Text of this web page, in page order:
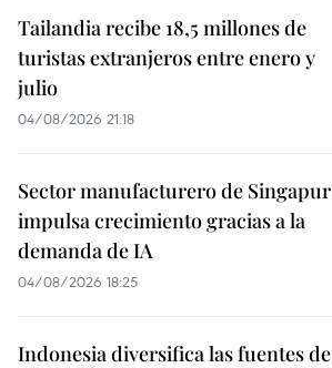
Tailandia recibe 18,5 millones de
turistas extranjeros entre enero y
julio
04/08/2026 21:18
Sector manufacturero de Singapur
impulsa crecimiento gracias a la
demanda de IA
04/08/2026 18:25
Indonesia diversifica las fuentes de